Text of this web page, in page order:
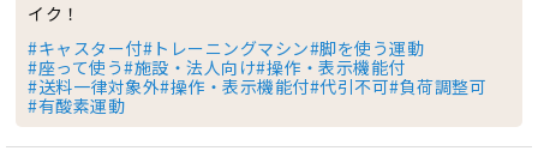
イク！
#キャスター付#トレーニングマシン#脚を使う運動
#座って使う#施設・法人向け#操作・表示機能付
#送料一律対象外#操作・表示機能付#代引不可#負荷調整可
#有酸素運動